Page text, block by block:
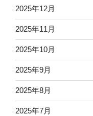
2025年12月
2025年11月
2025年10月
2025年9月
2025年8月
2025年7月